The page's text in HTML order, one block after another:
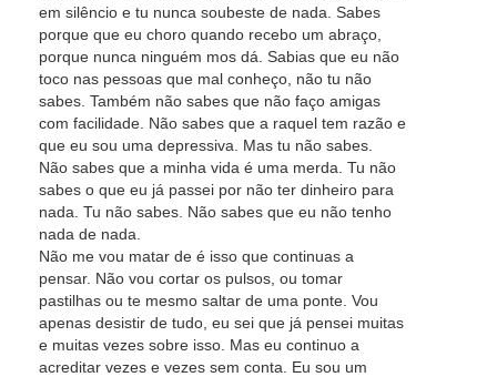
em silêncio e tu nunca soubeste de nada. Sabes
porque que eu choro quando recebo um abraço,
porque nunca ninguém mos dá. Sabias que eu não
toco nas pessoas que mal conheço, não tu não
sabes. Também não sabes que não faço amigas
com facilidade. Não sabes que a raquel tem razão e
que eu sou uma depressiva. Mas tu não sabes.
Não sabes que a minha vida é uma merda. Tu não
sabes o que eu já passei por não ter dinheiro para
nada. Tu não sabes. Não sabes que eu não tenho
nada de nada.
Não me vou matar de é isso que continuas a
pensar. Não vou cortar os pulsos, ou tomar
pastilhas ou te mesmo saltar de uma ponte. Vou
apenas desistir de tudo, eu sei que já pensei muitas
e muitas vezes sobre isso. Mas eu continuo a
acreditar vezes e vezes sem conta. Eu sou um